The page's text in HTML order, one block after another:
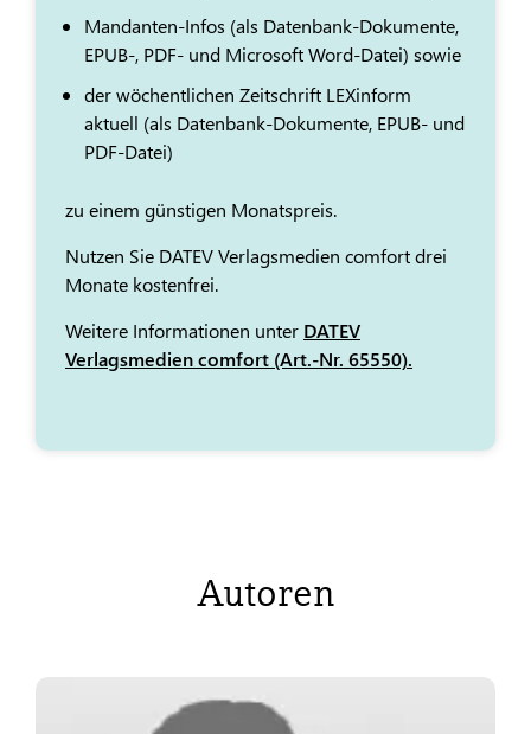
Mandanten-Infos (als Datenbank-Dokumente,
EPUB-, PDF- und Microsoft Word-Datei) sowie
der wöchentlichen Zeitschrift LEXinform
aktuell (als Datenbank-Dokumente, EPUB- und
PDF-Datei)
zu einem günstigen Monatspreis.
Nutzen Sie DATEV Verlagsmedien comfort drei
Monate kostenfrei.
Weitere Informationen unter DATEV
Verlagsmedien comfort (Art.-Nr. 65550).
Autoren